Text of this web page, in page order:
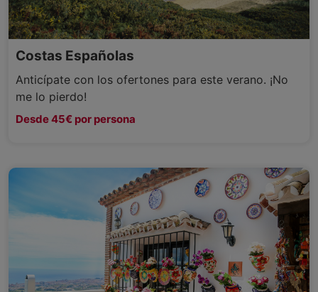
Costas Españolas
Anticípate con los ofertones para este verano. ¡No
me lo pierdo!
Desde 45€ por persona